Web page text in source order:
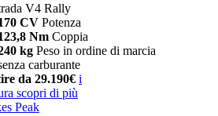
V4 Rally
CV Potenza
Nm Coppia
kg Peso in ordine di marcia
carburante
da 29.190€ i
scopri di più
Peak